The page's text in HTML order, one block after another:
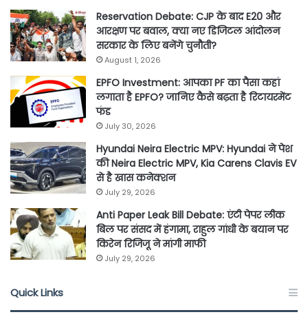
Reservation Debate: CJP के बाद E20 और
आरक्षण पर बवाल, क्या नए डिजिटल आंदोलन
सरकार के लिए बनेंगे चुनौती?
August 1, 2026
EPFO Investment: आपका PF का पैसा कहां
लगाता है EPFO? जानिए कैसे बढ़ता है रिटायरमेंट
फंड
July 30, 2026
Hyundai Neira Electric MPV: Hyundai ने पेश
की Neira Electric MPV, Kia Carens Clavis EV
से है खास कनेक्शन
July 29, 2026
Anti Paper Leak Bill Debate: एंटी पेपर लीक
बिल पर संसद में हंगामा, राहुल गांधी के बयान पर
किरेन रिजिजू ने मांगी माफी
July 29, 2026
Quick Links